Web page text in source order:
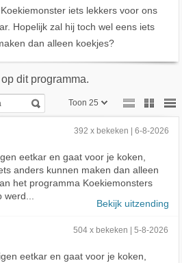
iets lekkers voor ons
Hopelijk zal hij toch wel eens iets
dan alleen koekjes?
op dit programma.
Toon 25
Toon 75
392 x bekeken | 6-8-2026
eetkar en gaat voor je koken,
anders kunnen maken dan alleen
het programma Koekiemonsters
Bekijk uitzending
504 x bekeken | 5-8-2026
eetkar en gaat voor je koken,